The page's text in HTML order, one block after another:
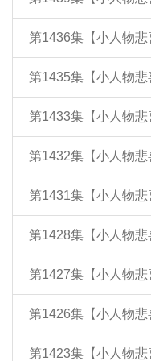
第1436集【小人物
第1435集【小人物
第1433集【小人物
第1432集【小人物
第1431集【小人物
第1428集【小人物
第1427集【小人物
第1426集【小人物
第1423集【小人物